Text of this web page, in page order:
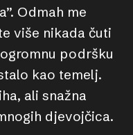
Odmah me
više nikada čuti
podršku
kao temelj.
ali snažna
djevojčica.